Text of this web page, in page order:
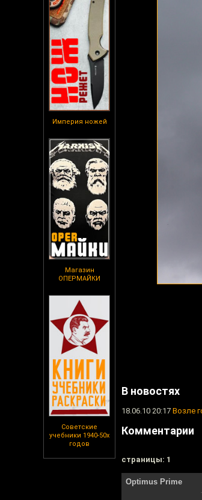
Империя ножей
Магазин
ОПЕРМАЙКИ
Советские
учебники 1940-50х
годов
В новостях
18.06.10 20:17 Возле
Комментарии
cтраницы: 1
Optimus Prime